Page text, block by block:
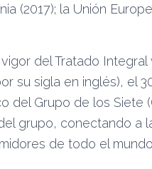
(2017); la Unión
del Tratado
su sigla en inglés), el
del Grupo de los
grupo, conectando a
de todo el